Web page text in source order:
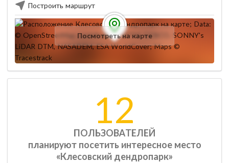
Построить маршрут
Посмотреть на карте
12
ПОЛЬЗОВАТЕЛЕЙ
планируют посетить интересное место
«Клесовский дендропарк»